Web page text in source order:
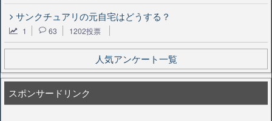
サンクチュアリの元自宅はどうする？
1 63 1202投票
人気アンケート一覧
スポンサードリンク